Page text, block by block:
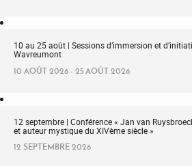
10 au 25 août | Sessions d’immersion et
Wavreumont
10 AOÛT 2026 - 25 AOÛT 2026
12 septembre | Conférence « Jan van
et auteur mystique du XIVème siècle »
12 SEPTEMBRE 2026